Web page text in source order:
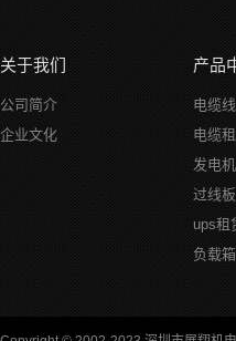
关于我们
公司简介
企业文化
产品
电缆
电缆
发电
过线
ups租
负载